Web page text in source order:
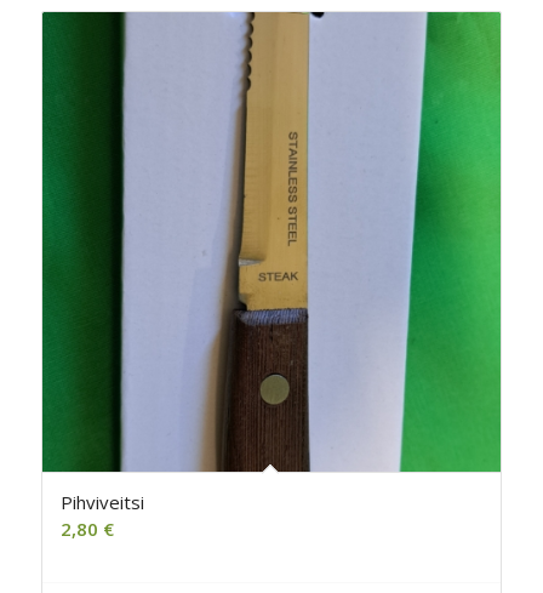
Pihviveitsi
2,80 €